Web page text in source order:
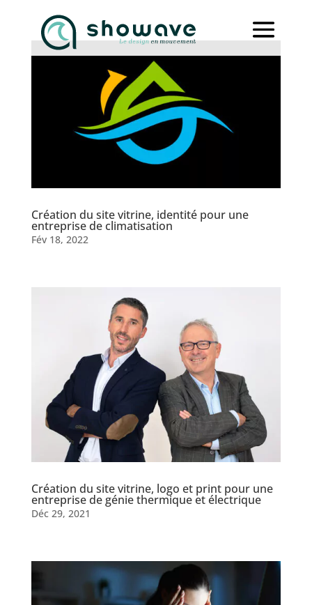
Création du site vitrine, identité pour une
entreprise de climatisation
Fév 18, 2022
Création du site vitrine, logo et print pour une
entreprise de génie thermique et électrique
Déc 29, 2021